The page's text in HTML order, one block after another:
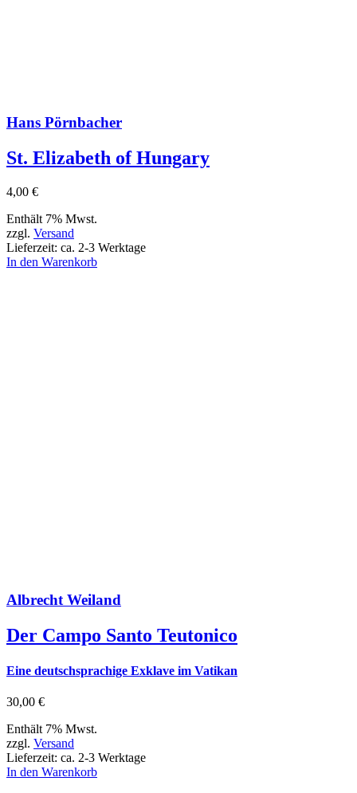
Hans Pörnbacher
St. Elizabeth of Hungary
4,00 €
Enthält 7% Mwst.
zzgl. Versand
Lieferzeit: ca. 2-3 Werktage
In den Warenkorb
Albrecht Weiland
Der Campo Santo Teutonico
Eine deutschsprachige Exklave im Vatikan
30,00 €
Enthält 7% Mwst.
zzgl. Versand
Lieferzeit: ca. 2-3 Werktage
In den Warenkorb